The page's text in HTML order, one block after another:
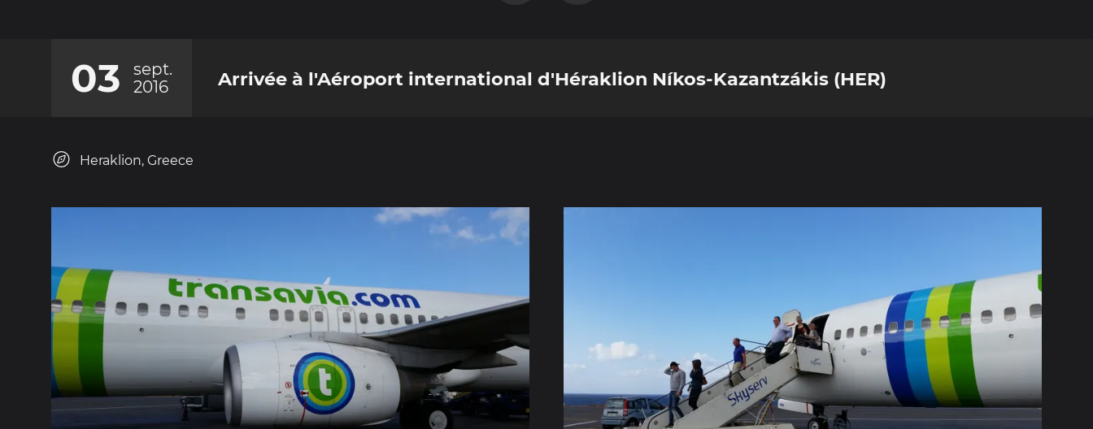
03
sept.
2016
Arrivée à l'Aéroport international d'Héraklion Níkos-Kazantzákis (HER)
Heraklion, Greece